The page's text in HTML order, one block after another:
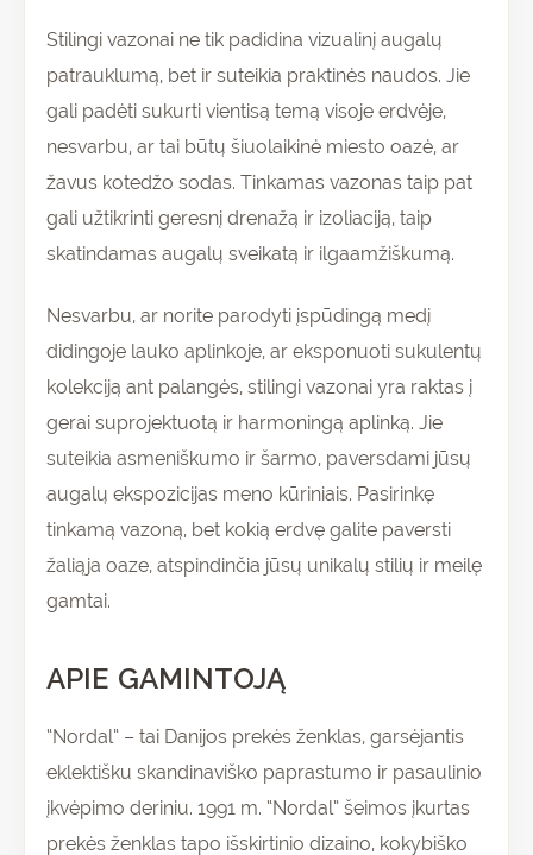
Stilingi vazonai ne tik padidina vizualinį augalų
patrauklumą, bet ir suteikia praktinės naudos. Jie
gali padėti sukurti vientisą temą visoje erdvėje,
nesvarbu, ar tai būtų šiuolaikinė miesto oazė, ar
žavus kotedžo sodas. Tinkamas vazonas taip pat
gali užtikrinti geresnį drenažą ir izoliaciją, taip
skatindamas augalų sveikatą ir ilgaamžiškumą.
Nesvarbu, ar norite parodyti įspūdingą medį
didingoje lauko aplinkoje, ar eksponuoti sukulentų
kolekciją ant palangės, stilingi vazonai yra raktas į
gerai suprojektuotą ir harmoningą aplinką. Jie
suteikia asmeniškumo ir šarmo, paversdami jūsų
augalų ekspozicijas meno kūriniais. Pasirinkę
tinkamą vazoną, bet kokią erdvę galite paversti
žaliąja oaze, atspindinčia jūsų unikalų stilių ir meilę
gamtai.
APIE GAMINTOJĄ
“Nordal” – tai Danijos prekės ženklas, garsėjantis
eklektišku skandinaviško paprastumo ir pasaulinio
įkvėpimo deriniu. 1991 m. “Nordal” šeimos įkurtas
prekės ženklas tapo išskirtinio dizaino, kokybiško